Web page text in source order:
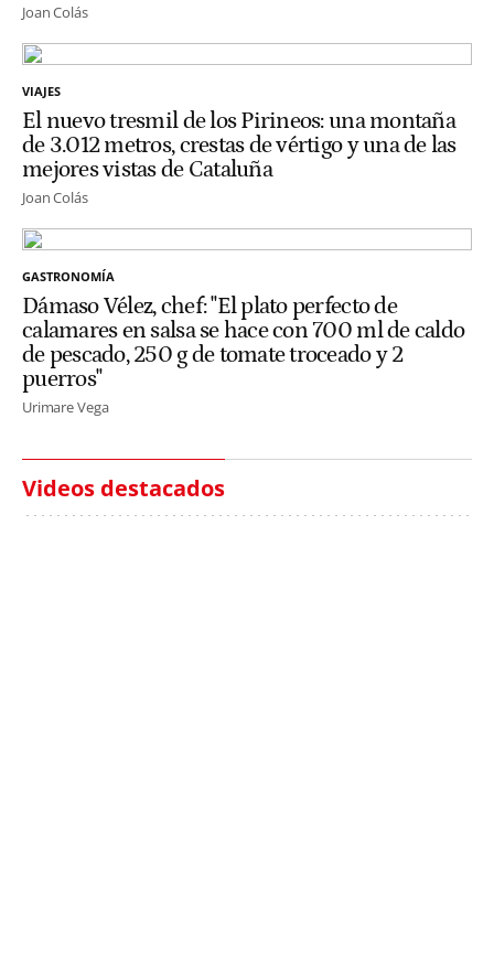
Joan Colás
VIAJES
El nuevo tresmil de los Pirineos: una montaña
de 3.012 metros, crestas de vértigo y una de las
mejores vistas de Cataluña
Joan Colás
GASTRONOMÍA
Dámaso Vélez, chef: "El plato perfecto de
calamares en salsa se hace con 700 ml de caldo
de pescado, 250 g de tomate troceado y 2
puerros"
Urimare Vega
Videos destacados